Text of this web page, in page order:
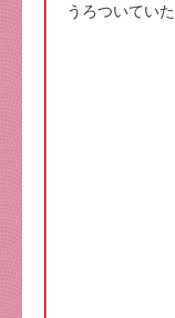
うろついてい